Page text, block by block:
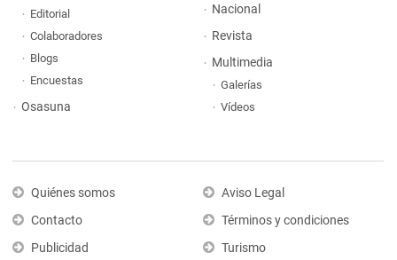
Editorial
Colaboradores
Blogs
Encuestas
Osasuna
Nacional
Revista
Multimedia
Galerías
Vídeos
Quiénes somos
Contacto
Publicidad
Aviso Legal
Términos y condiciones
Turismo